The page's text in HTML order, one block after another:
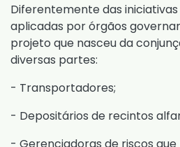
Diferentemente das
aplicadas por órgãos
projeto que nasceu da
diversas partes:
- Transportadores;
- Depositários de recintos
- Gerenciadoras de riscos